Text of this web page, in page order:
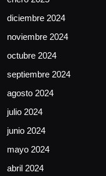
diciembre 2024
noviembre 2024
octubre 2024
septiembre 2024
agosto 2024
julio 2024
junio 2024
mayo 2024
abril 2024